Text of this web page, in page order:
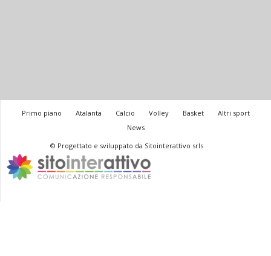
Primo piano Atalanta Calcio Volley Basket
Altri sport
News
© Progettato e sviluppato da Sitointerattivo srls